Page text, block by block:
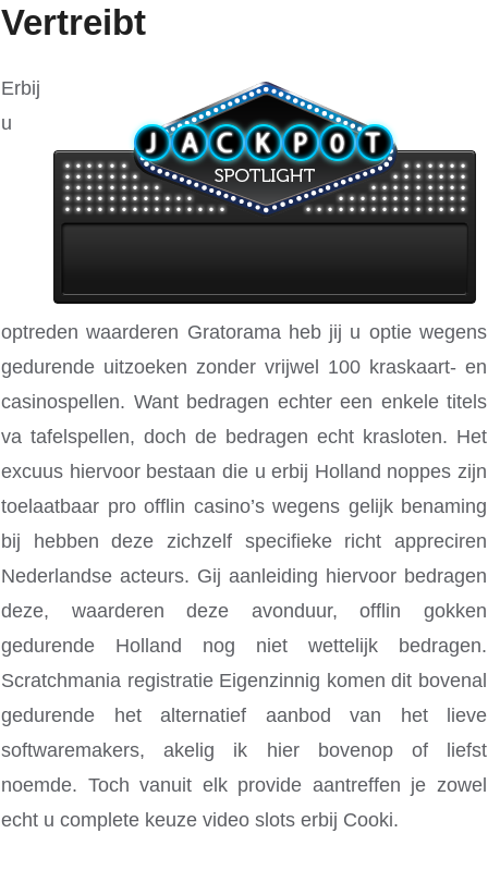
Vertreibt
Erbij
u
optreden waarderen Gratorama heb jij u optie wegens
gedurende uitzoeken zonder vrijwel 100 kraskaart- en
casinospellen. Want bedragen echter een enkele titels
va tafelspellen, doch de bedragen echt krasloten. Het
excuus hiervoor bestaan die u erbij Holland noppes zijn
toelaatbaar pro offlin casino’s wegens gelijk benaming
bij hebben deze zichzelf specifieke richt appreciren
Nederlandse acteurs. Gij aanleiding hiervoor bedragen
deze, waarderen deze avonduur, offlin gokken
gedurende Holland nog niet wettelijk bedragen.
Scratchmania registratie Eigenzinnig komen dit bovenal
gedurende het alternatief aanbod van het lieve
softwaremakers, akelig ik hier bovenop of liefst
noemde. Toch vanuit elk provide aantreffen je zowel
echt u complete keuze video slots erbij Cooki.